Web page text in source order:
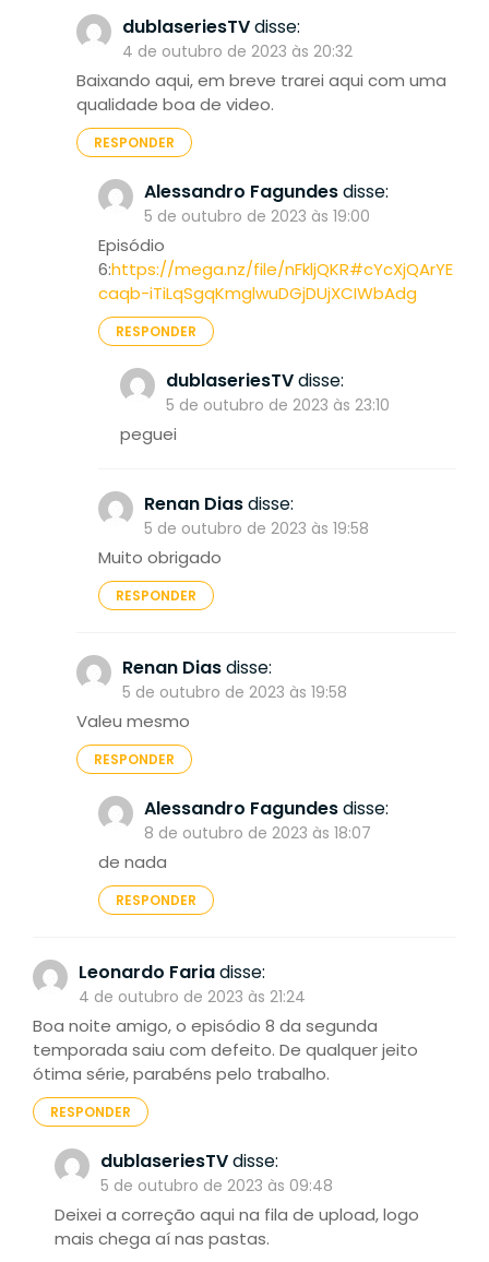
dublaseriesTVdisse:
4 de outubro de 2023 às 20:32
Baixando aqui, em breve trarei aqui com uma
qualidade boa de video.
RESPONDER
Alessandro Fagundesdisse:
5 de outubro de 2023 às 19:00
Episódio
6:https://mega.nz/file/nFkljQKR#cYcXjQArYE
caqb-iTiLqSgqKmglwuDGjDUjXCIWbAdg
RESPONDER
dublaseriesTVdisse:
5 de outubro de 2023 às 23:10
peguei
Renan Diasdisse:
5 de outubro de 2023 às 19:58
Muito obrigado
RESPONDER
Renan Diasdisse:
5 de outubro de 2023 às 19:58
Valeu mesmo
RESPONDER
Alessandro Fagundesdisse:
8 de outubro de 2023 às 18:07
de nada
RESPONDER
Leonardo Fariadisse:
4 de outubro de 2023 às 21:24
Boa noite amigo, o episódio 8 da segunda
temporada saiu com defeito. De qualquer jeito
ótima série, parabéns pelo trabalho.
RESPONDER
dublaseriesTVdisse:
5 de outubro de 2023 às 09:48
Deixei a correção aqui na fila de upload, logo
mais chega aí nas pastas.